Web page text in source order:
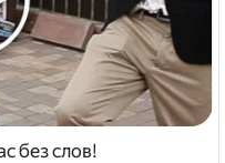
без слов!